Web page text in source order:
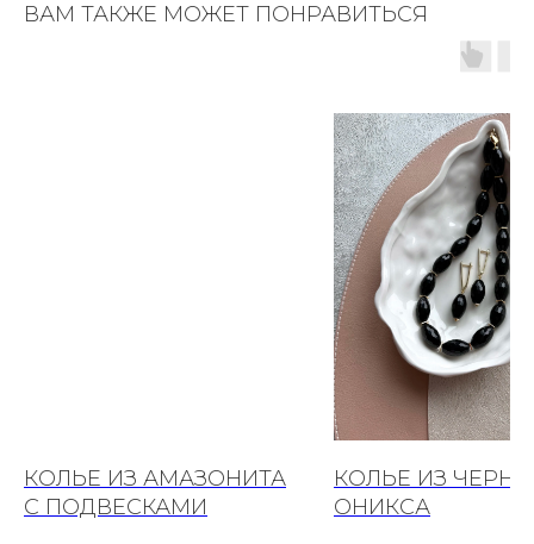
ВАМ ТАКЖЕ МОЖЕТ ПОНРАВИТЬСЯ
КОЛЬЕ ИЗ АМАЗОНИТА
С ПОДВЕСКАМИ
КОЛЬЕ ИЗ
ОНИКСА